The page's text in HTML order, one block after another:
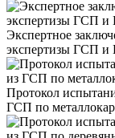
Экспертное
экспертизы ГСП
Протокол
ГСП по